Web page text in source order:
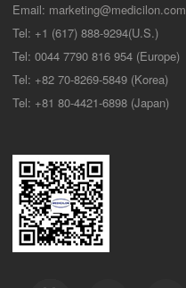
Email: marketing@medicilon.com
Tel: +1 (617) 888-9294(U.S.)
Tel: 0044 7790 816 954 (Europe)
Tel: +82 70-8269-5849 (Korea)
Tel: +81 80-4421-6898 (Japan)